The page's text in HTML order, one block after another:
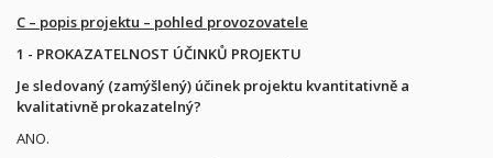
C – popis projektu – pohled provozovatele
1 - PROKAZATELNOST ÚČINKŮ PROJEKTU
Je sledovaný (zamýšlený) účinek projektu kvantitativně a
kvalitativně prokazatelný?
ANO.